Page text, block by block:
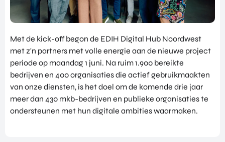
Met de kick-off begon de EDIH Digital Hub Noordwest
met z'n partners met volle energie aan de nieuwe project
periode op maandag 1 juni. Na ruim 1.900 bereikte
bedrijven en 400 organisaties die actief gebruikmaakten
van onze diensten, is het doel om de komende drie jaar
meer dan 430 mkb-bedrijven en publieke organisaties te
ondersteunen met hun digitale ambities waarmaken.
ALLE
PROD
UCTE
N &
RAM
MA'S
KOM
IN
CONT
ACT
URES
DIGIT
VENT
URES
ONS
PORT
FOLIO
RPRIS
E
PE
NETW
ORK
EXPO
RT
ACCE
LERA
EVENTS
PORTFOLIO
CONTACT
PRODUCTEN EN PROGRAMMA'S
STARTUP UTRECHT REGION
DIGIC
AI UTRECHT REGION